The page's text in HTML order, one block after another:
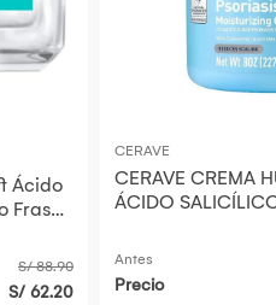
Ácido
Frasco
S/ 88.90
S/ 62.20
CERAVE
CERAVE CREMA
ÁCIDO
Antes
Precio